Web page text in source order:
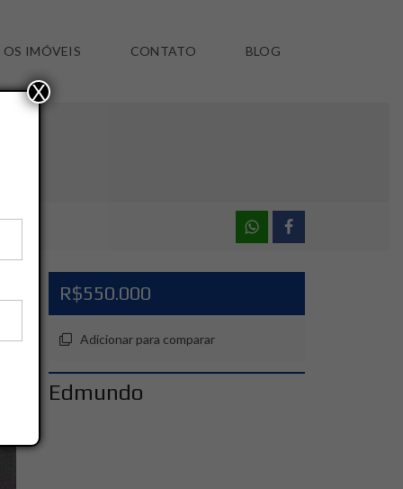
OS IMÓVEIS CONTATO BLOG
R$550.000
Adicionar para comparar
Edmundo
X